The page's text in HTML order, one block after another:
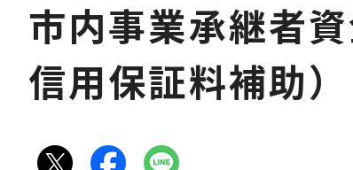
市内事業承継者
信用保証料補助）